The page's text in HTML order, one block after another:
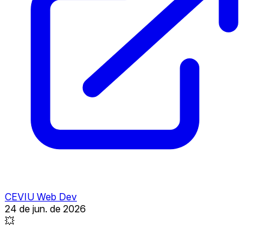
CEVIU Web Dev
24 de jun. de 2026
💥